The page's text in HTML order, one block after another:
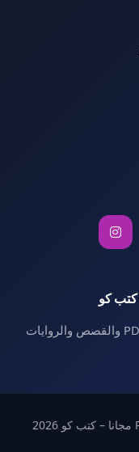
موقع كتب كو لـ تحميل الكتب المجانية PDF والقصص والروايات